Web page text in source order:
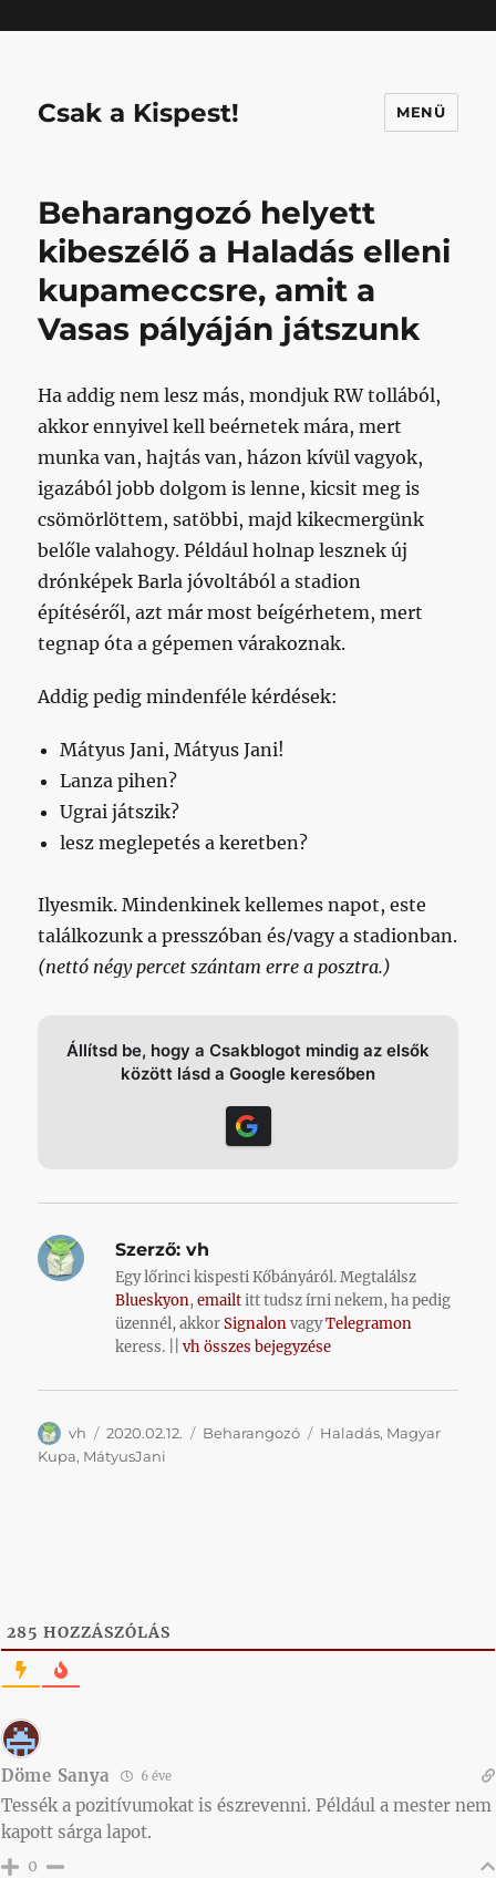
Csak a Kispest! MENÜ
Beharangozó helyett
kibeszélő a Haladás elleni
kupameccsre, amit a
Vasas pályáján játszunk
Ha addig nem lesz más, mondjuk RW tollából,
akkor ennyivel kell beérnetek mára, mert
munka van, hajtás van, házon kívül vagyok,
igazából jobb dolgom is lenne, kicsit meg is
csömörlöttem, satöbbi, majd kikecmergünk
belőle valahogy. Például holnap lesznek új
drónképek Barla jóvoltából a stadion
építéséről, azt már most beígérhetem, mert
tegnap óta a gépemen várakoznak.
Addig pedig mindenféle kérdések:
Mátyus Jani, Mátyus Jani!
Lanza pihen?
Ugrai játszik?
lesz meglepetés a keretben?
Ilyesmik. Mindenkinek kellemes napot, este
találkozunk a presszóban és/vagy a stadionban.
(nettó négy percet szántam erre a posztra.)
Állítsd be, hogy a Csakblogot mindig az elsők
között lásd a Google keresőben
Szerző: vh
Egy lőrinci kispesti Kőbányáról. Megtalálsz
Blueskyon,emailtitt tudsz írni nekem, ha pedig
üzennél, akkorSignalonvagyTelegramon
keress. ||vh összes bejegyzése
Szerző
vh Közzétéve
2020.02.12. Kategória
Beharangozó Címke
Haladás, Magyar
Kupa, MátyusJani
285 HOZZÁSZÓLÁS
Döme Sanya 6 éve
Tessék a pozitívumokat is észrevenni. Például a mester nem
kapott sárga lapot.
0